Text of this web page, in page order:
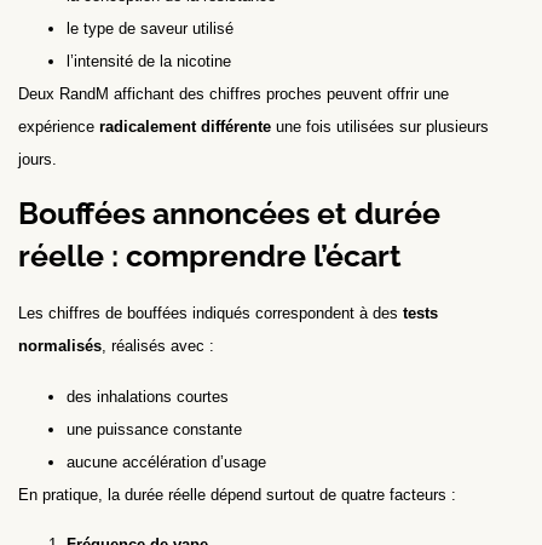
le type de saveur utilisé
l’intensité de la nicotine
Deux RandM affichant des chiffres proches peuvent offrir une
expérience radicalement différente une fois utilisées sur plusieurs
jours.
Bouffées annoncées et durée
réelle : comprendre l’écart
Les chiffres de bouffées indiqués correspondent à des tests
normalisés, réalisés avec :
des inhalations courtes
une puissance constante
aucune accélération d’usage
En pratique, la durée réelle dépend surtout de quatre facteurs :